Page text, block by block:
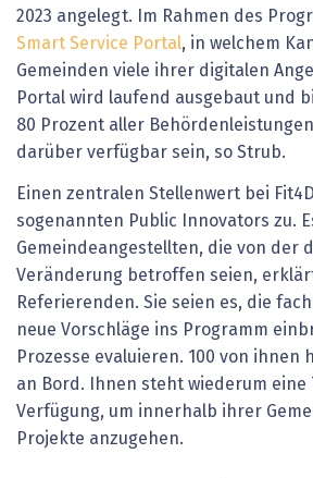
2023 angelegt. Im Rahmen des
Smart Service Portal, in welchem
Gemeinden viele ihrer digitalen
Portal wird laufend ausgebaut und
80 Prozent aller
darüber verfügbar sein, so Strub.
Einen zentralen Stellenwert bei
sogenannten Public Innovators zu.
Gemeindeangestellten, die von der
Veränderung betroffen seien,
Referierenden. Sie seien es, die
neue Vorschläge ins Programm
Prozesse evaluieren. 100 von ihnen
an Bord. Ihnen steht wiederum eine
Verfügung, um innerhalb ihrer
Projekte anzugehen.